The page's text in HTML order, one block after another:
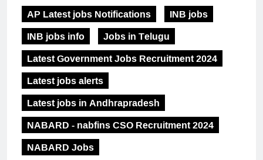
AP Latest jobs Notifications
INB jobs
INB jobs info
Jobs in Telugu
Latest Government Jobs Recruitment 2024
Latest jobs alerts
Latest jobs in Andhrapradesh
NABARD - nabfins CSO Recruitment 2024
NABARD Jobs